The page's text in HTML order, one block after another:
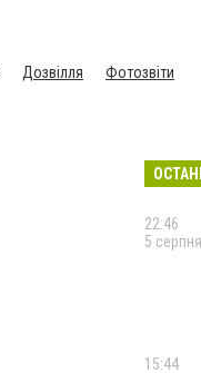
Дозвілля Фотозвіти
22:46
5 серпня
15:44